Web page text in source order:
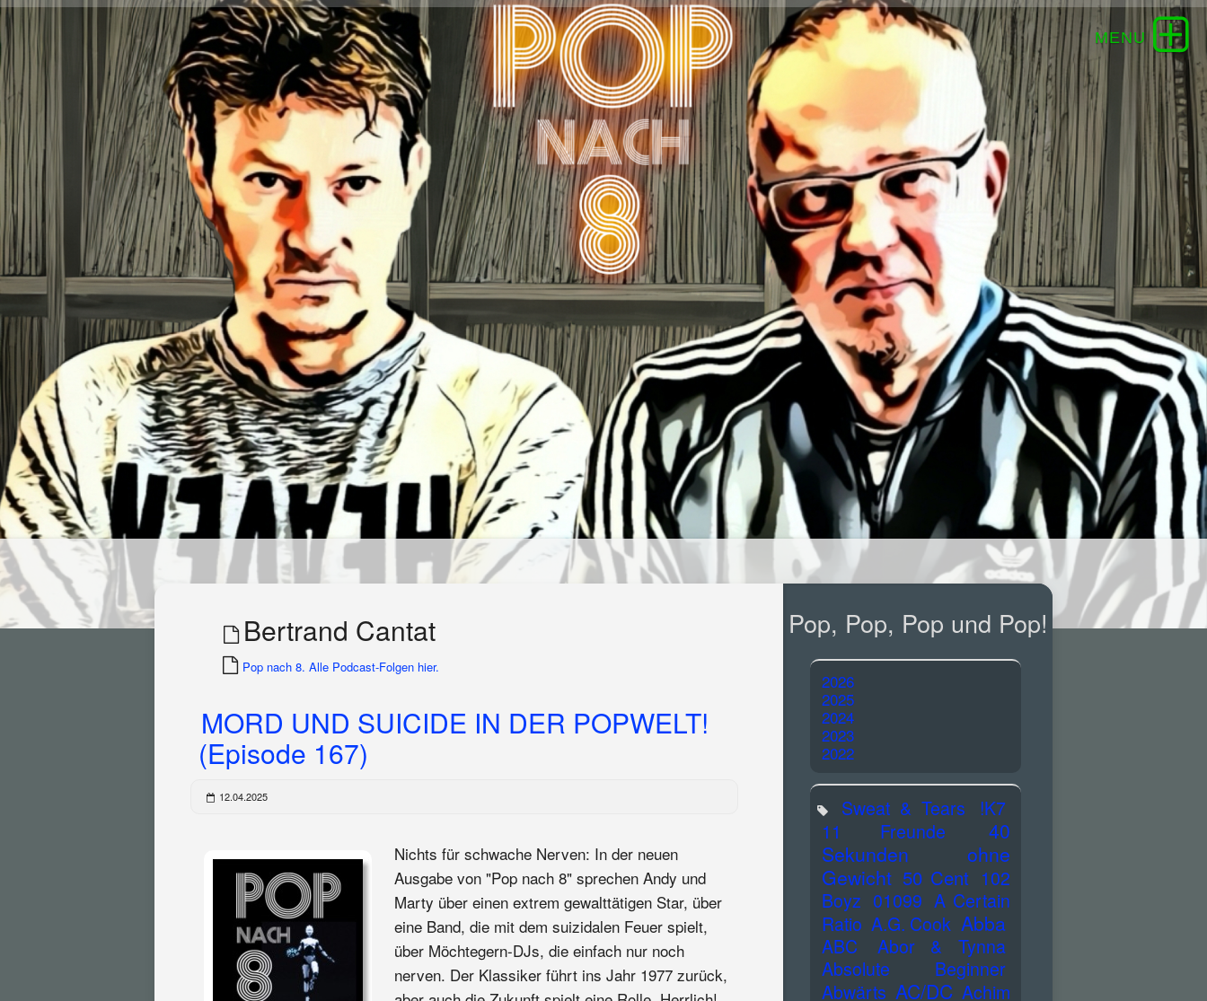
Bertrand Cantat
Pop nach 8. Alle Podcast-Folgen hier.
MORD UND SUICIDE IN DER POPWELT!
(Episode 167)
12.04.2025
Nichts für schwache Nerven: In der neuen
Ausgabe von "Pop nach 8" sprechen Andy und
Marty über einen extrem gewalttätigen Star, über
eine Band, die mit dem suizidalen Feuer spielt,
über Möchtegern-DJs, die einfach nur noch
nerven. Der Klassiker führt ins Jahr 1977 zurück,
Pop, Pop, Pop und Pop!
2026
2025
2024
2023
2022
Sweat & Tears
!K7
11 Freunde
40
Sekunden ohne
Gewicht 50 Cent 102
Boyz 01099 A Certain
Ratio A.G. Cook Abba
ABC
Abor & Tynna
Absolute Beginner
Abwärts AC/DC Achim